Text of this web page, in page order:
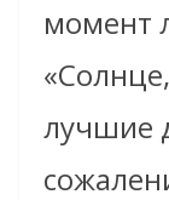
момент
лучшие